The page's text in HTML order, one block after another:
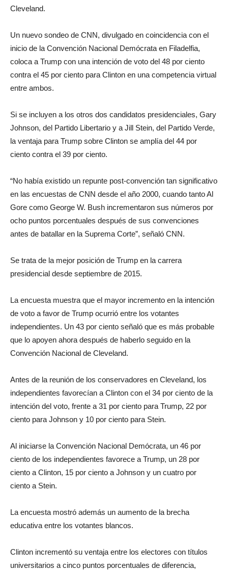
Cleveland.
Un nuevo sondeo de CNN, divulgado en coincidencia con el
inicio de la Convención Nacional Demócrata en Filadelfia,
coloca a Trump con una intención de voto del 48 por ciento
contra el 45 por ciento para Clinton en una competencia virtual
entre ambos.
Si se incluyen a los otros dos candidatos presidenciales, Gary
Johnson, del Partido Libertario y a Jill Stein, del Partido Verde,
la ventaja para Trump sobre Clinton se amplía del 44 por
ciento contra el 39 por ciento.
“No había existido un repunte post-convención tan significativo
en las encuestas de CNN desde el año 2000, cuando tanto Al
Gore como George W. Bush incrementaron sus números por
ocho puntos porcentuales después de sus convenciones
antes de batallar en la Suprema Corte”, señaló CNN.
Se trata de la mejor posición de Trump en la carrera
presidencial desde septiembre de 2015.
La encuesta muestra que el mayor incremento en la intención
de voto a favor de Trump ocurrió entre los votantes
independientes. Un 43 por ciento señaló que es más probable
que lo apoyen ahora después de haberlo seguido en la
Convención Nacional de Cleveland.
Antes de la reunión de los conservadores en Cleveland, los
independientes favorecían a Clinton con el 34 por ciento de la
intención del voto, frente a 31 por ciento para Trump, 22 por
ciento para Johnson y 10 por ciento para Stein.
Al iniciarse la Convención Nacional Demócrata, un 46 por
ciento de los independientes favorece a Trump, un 28 por
ciento a Clinton, 15 por ciento a Johnson y un cuatro por
ciento a Stein.
La encuesta mostró además un aumento de la brecha
educativa entre los votantes blancos.
Clinton incrementó su ventaja entre los electores con títulos
universitarios a cinco puntos porcentuales de diferencia,